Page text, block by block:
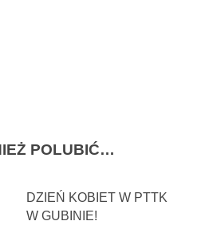
POLUBIĆ…
DZIEŃ KOBIET W PTTK
W GUBINIE!